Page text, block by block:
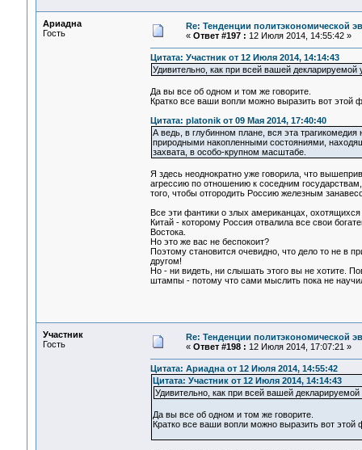
Ариадна
Гость
Re: Тенденции политэкономической
« Ответ #197 : 12 Июля 2014, 14:55:42 »
Цитата: Участник от 12 Июля 2014, 14:14:43
Удивительно, как при всей вашей
Да вы все об одном и том же говорите.
Кратко все ваши вопли можно выразить вот этой
Цитата: platonik от 09 Мая 2014, 17:40:40
А ведь, в глубинном плане, вся эта
природными накопленными состояниями,
захвата, в особо-крупном масштабе.
Я здесь неоднократно уже говорила, что
агрессию по отношению к соседним
того, чтобы отгородить Россию железным
Все эти фантики о злых американцах,
Китай - которому Россия отвалила все свои
Востока.
Но это же вас не беспокоит?
Поэтому становится очевидно, что дело то не в
другом!
Но - ни видеть, ни слышать этого вы не хотите.
штампы - потому что сами мыслить пока не
Участник
Гость
Re: Тенденции политэкономической
« Ответ #198 : 12 Июля 2014, 17:07:21 »
Цитата: Ариадна от 12 Июля 2014, 14:55:42
Цитата: Участник от 12 Июля 2014, 14:14:43
Удивительно, как при всей вашей
Да вы все об одном и том же говорите.
Кратко все ваши вопли можно выразить вот этой